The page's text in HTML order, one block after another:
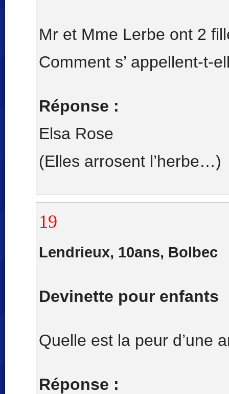
Mr et Mme Lerbe ont 2
Comment s’ appellent-t-
Réponse :
Elsa Rose
(Elles arrosent l’herbe…)
19
Lendrieux, 10ans, Bolbec
Devinette pour enfants
Quelle est la peur d’une
Réponse :